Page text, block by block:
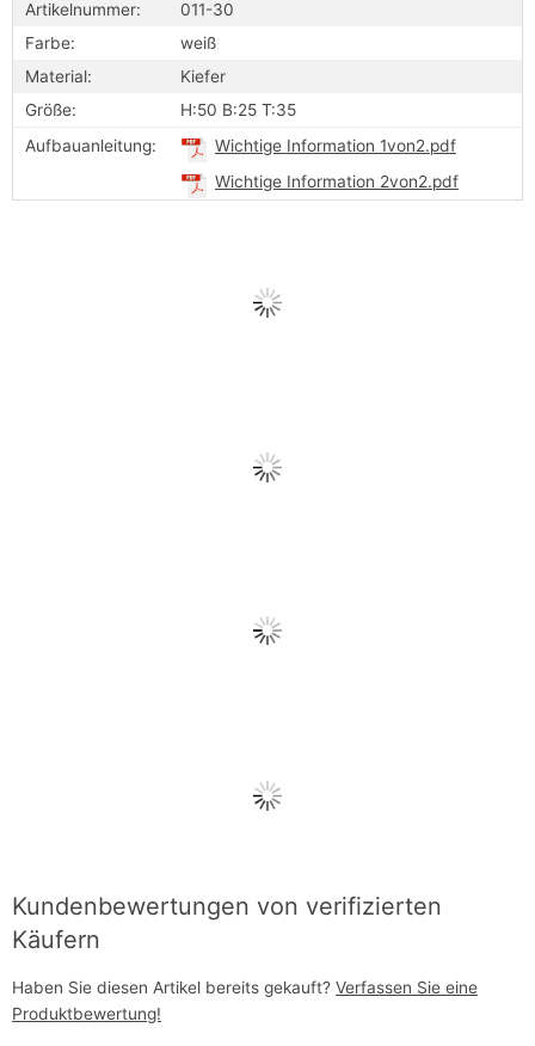
Artikelnummer:
011-30
Farbe:
weiß
Material:
Kiefer
Größe:
H:50 B:25 T:35
Aufbauanleitung:
Wichtige Information 1von2.pdf
Wichtige Information 2von2.pdf
Kundenbewertungen von verifizierten
Käufern
Haben Sie diesen Artikel bereits gekauft? Verfassen Sie eine
Produktbewertung!